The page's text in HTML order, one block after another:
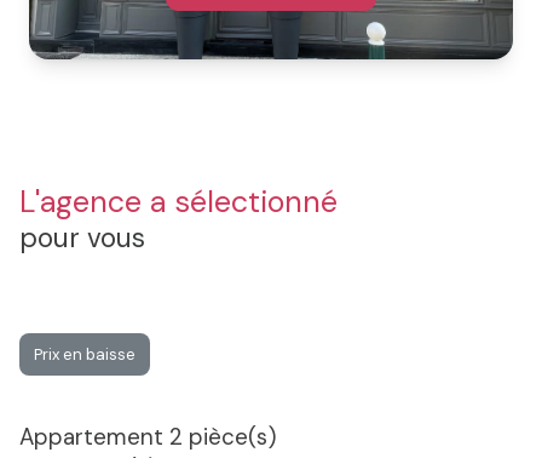
L'agence a sélectionné
pour vous